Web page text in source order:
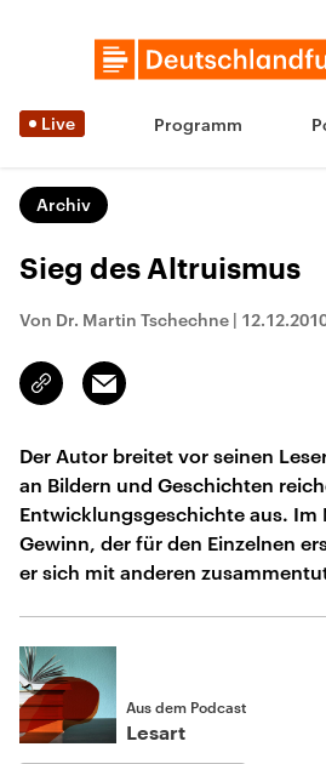
Live Programm
Archiv
Sieg des Altruismus
Von Dr. Martin Tschechne |
Link
kopieren/teilen
Email
Der Autor breitet vor seinen
an Bildern und Geschichten
Entwicklungsgeschichte aus.
Gewinn, der für den Einzelnen
er sich mit anderen
Aus dem Podcast
Lesart